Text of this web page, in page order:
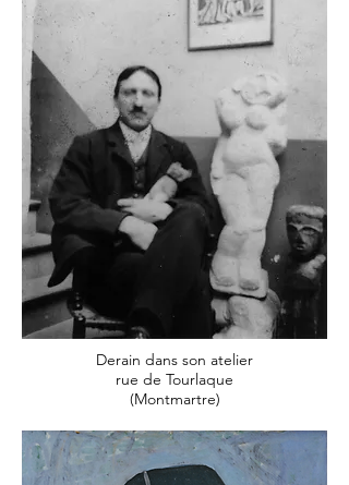
Derain dans son atelier
rue de Tourlaque
(Montmartre)